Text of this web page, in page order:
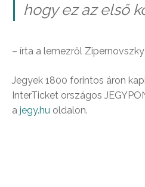
hogy ez az első
– írta a lemezről
Jegyek 1800 forintos áron
InterTicket országos
a jegy.hu oldalon.